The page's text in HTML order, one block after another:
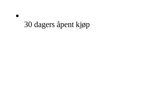
30 dagers åpent kjøp